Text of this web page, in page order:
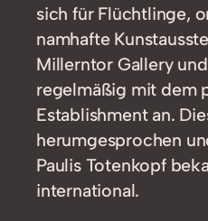
sich für Flüchtlinge,
namhafte
Millerntor Gallery
regelmäßig mit dem
Establishment an.
herumgesprochen
Paulis Totenkopf
international.